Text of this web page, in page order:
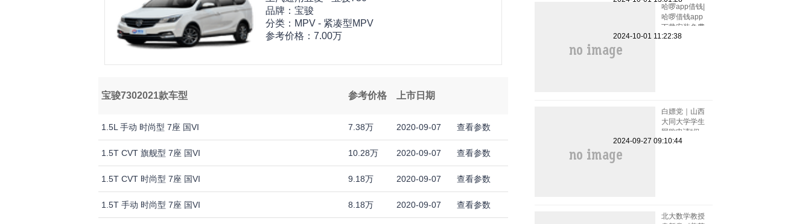
品牌： 宝骏
分类：MPV - 紧凑型MPV
参考价格： 7.00万
宝骏7302021款车型 参考价格 上市日期
1.5L 手动 时尚型 7座 国VI 7.38万 2020-09-07 查看参数
1.5T CVT 旗舰型 7座 国VI 10.28万 2020-09-07 查看参数
1.5T CVT 时尚型 7座 国VI 9.18万 2020-09-07 查看参数
1.5T 手动 时尚型 7座 国VI 8.18万 2020-09-07 查看参数
哈啰app借钱|
哈啰借钱app
下载安装免费
小小上当和电
2024-10-01 11:22:38
白嫖党｜山西
大同大学学生
网购申请“仅
退款”被拒骂
2024-09-27 09:10:44
北大数学教授